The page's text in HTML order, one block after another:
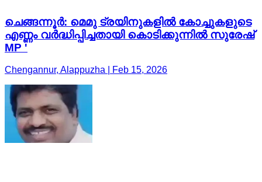
ചെങ്ങന്നൂർ: മെമു ട്രയിനുകളിൽ കോച്ചുകളുടെ
എണ്ണം വർദ്ധിപ്പിച്ചതായി കൊടിക്കുന്നിൽ സുരേഷ്
MP '
Chengannur, Alappuzha | Feb 15, 2026